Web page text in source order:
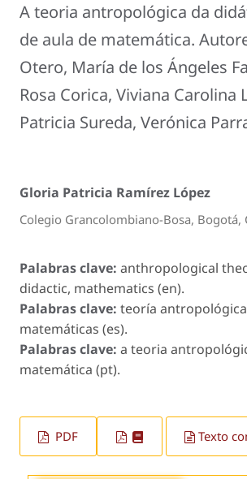
A teoria antropológica da
de aula de matemática.
Otero, María de los Ángeles
Rosa Corica, Viviana Carolina
Patricia Sureda, Verónica
Gloria Patricia Ramírez López
Colegio Grancolombiano-Bosa, Bogotá,
Palabras clave: anthropological
didactic, mathematics (en).
Palabras clave: teoría
matemáticas (es).
Palabras clave: a teoria
matemática (pt).
PDF Texto